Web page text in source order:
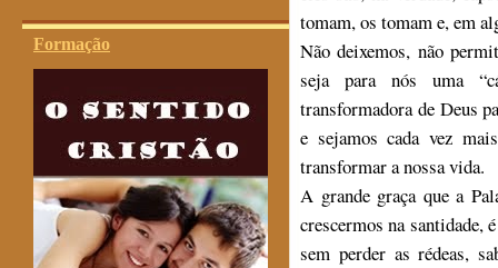
Formação
tomam, os tomam e, em
Não deixemos, não
seja para nós uma
transformadora de Deus
e sejamos cada vez
transformar a nossa vida.
A grande graça que a
crescermos na santidade,
sem perder as rédeas,